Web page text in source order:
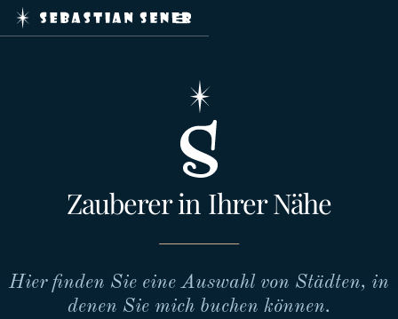
Zauberer in Ihrer Nähe
Hier finden Sie eine Auswahl von Städten, in
denen Sie mich buchen können.
Home
Zaubershows